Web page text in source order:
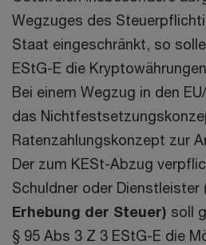
Wegzuges des
Staat eingeschränkt, so
EStG-E die
Bei einem Wegzug in den
das
Ratenzahlungskonzept zur
Der zum KESt-Abzug
Schuldner oder Dienstleister
Erhebung der Steuer) soll
§ 95 Abs 3 Z 3 EStG-E die